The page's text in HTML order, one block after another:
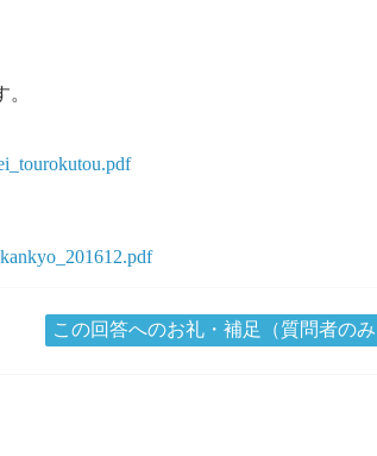
この回答へのお礼・補足（質問者のみ